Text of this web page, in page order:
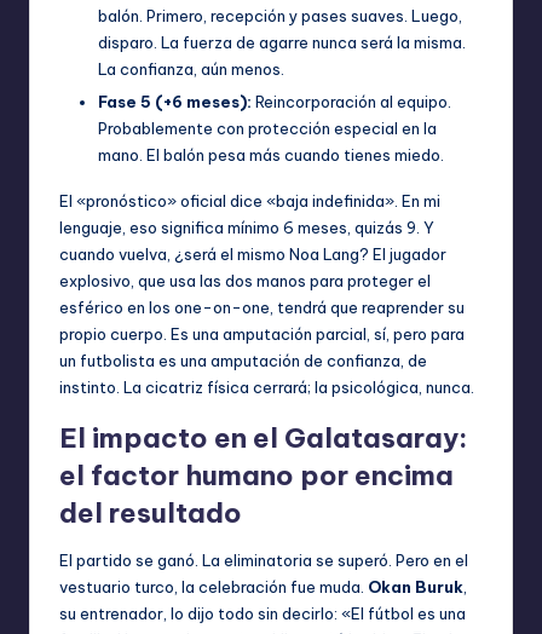
balón. Primero, recepción y pases suaves. Luego,
disparo. La fuerza de agarre nunca será la misma.
La confianza, aún menos.
Fase 5 (+6 meses): Reincorporación al equipo.
Probablemente con protección especial en la
mano. El balón pesa más cuando tienes miedo.
El «pronóstico» oficial dice «baja indefinida». En mi
lenguaje, eso significa mínimo 6 meses, quizás 9. Y
cuando vuelva, ¿será el mismo Noa Lang? El jugador
explosivo, que usa las dos manos para proteger el
esférico en los one-on-one, tendrá que reaprender su
propio cuerpo. Es una amputación parcial, sí, pero para
un futbolista es una amputación de confianza, de
instinto. La cicatriz física cerrará; la psicológica, nunca.
El impacto en el Galatasaray:
el factor humano por encima
del resultado
El partido se ganó. La eliminatoria se superó. Pero en el
vestuario turco, la celebración fue muda. Okan Buruk,
su entrenador, lo dijo todo sin decirlo: «El fútbol es una